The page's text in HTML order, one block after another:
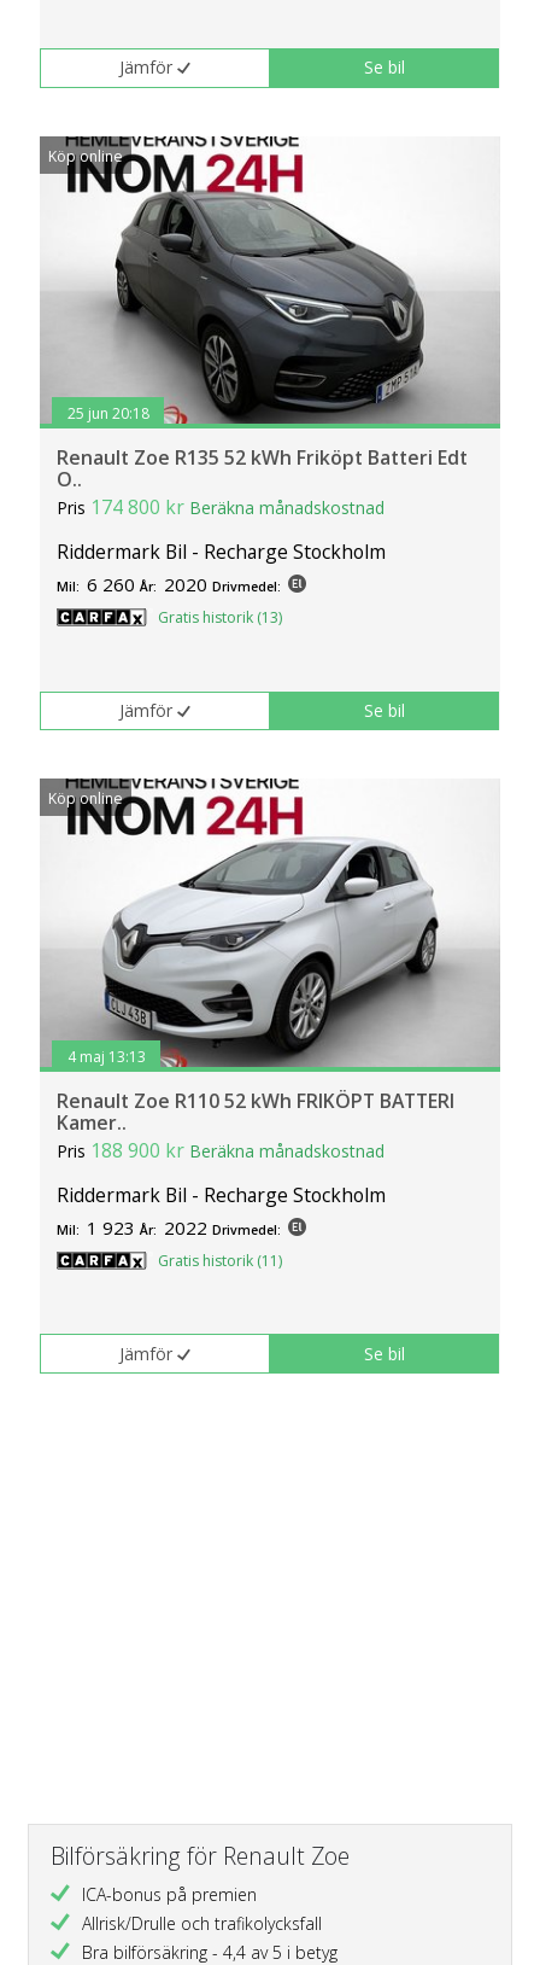
Jämför Se bil
Köp online
25 jun 20:18
Renault Zoe R135 52 kWh Friköpt Batteri Edt
O..
Pris 174 800 kr Beräkna månadskostnad
Riddermark Bil - Recharge Stockholm
Mil: 6 260 År: 2020 Drivmedel:
Gratis historik (13)
Jämför Se bil
Köp online
4 maj 13:13
Renault Zoe R110 52 kWh FRIKÖPT BATTERI
Kamer..
Pris 188 900 kr Beräkna månadskostnad
Riddermark Bil - Recharge Stockholm
Mil: 1 923 År: 2022 Drivmedel:
Gratis historik (11)
Jämför Se bil
Bilförsäkring för Renault Zoe
ICA-bonus på premien
Allrisk/Drulle och trafikolycksfall
Bra bilförsäkring - 4,4 av 5 i betyg